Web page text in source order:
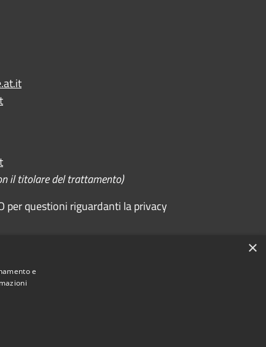
il titolare del trattamento)
per questioni riguardanti la privacy
×
e